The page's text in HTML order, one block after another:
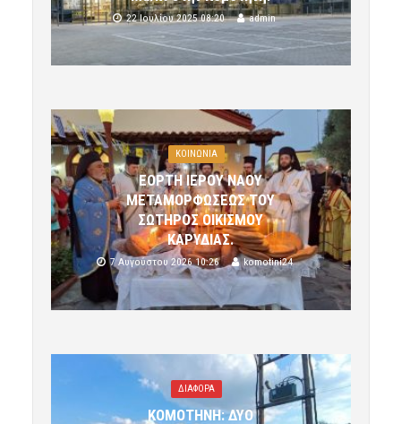
22 Ιουλίου 2025 08:20 admin
ΚΟΙΝΩΝΙΑ
ΕΟΡΤΗ ΙΕΡΟΥ ΝΑΟΥ
ΜΕΤΑΜΟΡΦΩΣΕΩΣ ΤΟΥ
ΣΩΤΗΡΟΣ ΟΙΚΙΣΜΟΥ
ΚΑΡΥΔΙΑΣ.
7 Αυγούστου 2026 10:26 komotini24
ΔΙΑΦΟΡΑ
ΚΟΜΟΤΗΝΗ: ΔΥΟ